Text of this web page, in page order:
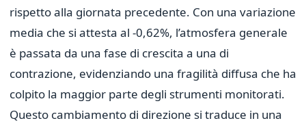
rispetto alla giornata precedente. Con una variazione
media che si attesta al -0,62%, l’atmosfera generale
è passata da una fase di crescita a una di
contrazione, evidenziando una fragilità diffusa che ha
colpito la maggior parte degli strumenti monitorati.
Questo cambiamento di direzione si traduce in una